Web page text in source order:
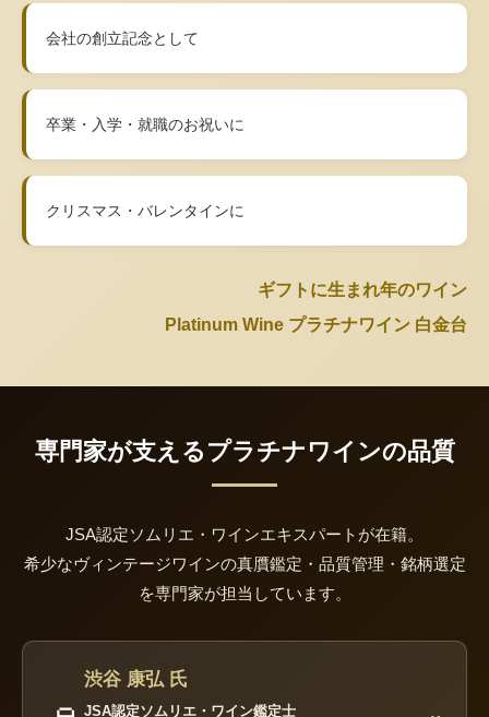
会社の創立記念として
卒業・入学・就職のお祝いに
クリスマス・バレンタインに
ギフトに生まれ年のワイン
Platinum Wine プラチナワイン 白金台
専門家が支えるプラチナワインの品質
JSA認定ソムリエ・ワインエキスパートが在籍。
希少なヴィンテージワインの真贋鑑定・品質管理・銘柄選定
を専門家が担当しています。
渋谷 康弘 氏
JSA認定ソムリエ・ワイン鑑定士